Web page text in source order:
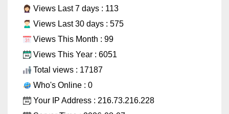
Views Last 7 days : 113
Views Last 30 days : 575
Views This Month : 99
Views This Year : 6051
Total views : 17187
Who's Online : 0
Your IP Address : 216.73.216.228